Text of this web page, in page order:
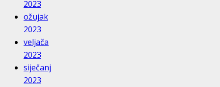
2023
ožujak
2023
veljača
2023
siječanj
2023